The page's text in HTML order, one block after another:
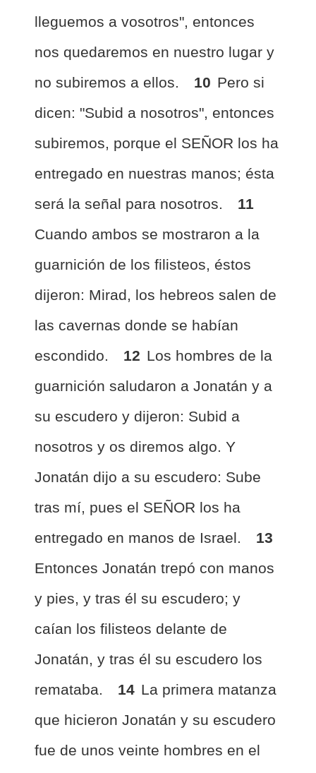
lleguemos a vosotros", entonces
nos quedaremos en nuestro lugar y
no subiremos a ellos.
10 Pero si
dicen: "Subid a nosotros", entonces
subiremos, porque el SEÑOR los ha
entregado en nuestras manos; ésta
será la señal para nosotros.
11
Cuando ambos se mostraron a la
guarnición de los filisteos, éstos
dijeron: Mirad, los hebreos salen de
las cavernas donde se habían
escondido.
12 Los hombres de la
guarnición saludaron a Jonatán y a
su escudero y dijeron: Subid a
nosotros y os diremos algo. Y
Jonatán dijo a su escudero: Sube
tras mí, pues el SEÑOR los ha
entregado en manos de Israel.
13
Entonces Jonatán trepó con manos
y pies, y tras él su escudero; y
caían los filisteos delante de
Jonatán, y tras él su escudero los
remataba.
14 La primera matanza
que hicieron Jonatán y su escudero
fue de unos veinte hombres en el